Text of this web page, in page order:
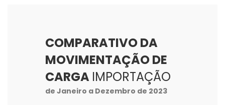
COMPARATIVO DA
MOVIMENTAÇÃO DE
CARGA IMPORTAÇÃO
de Janeiro a Dezembro de 2023